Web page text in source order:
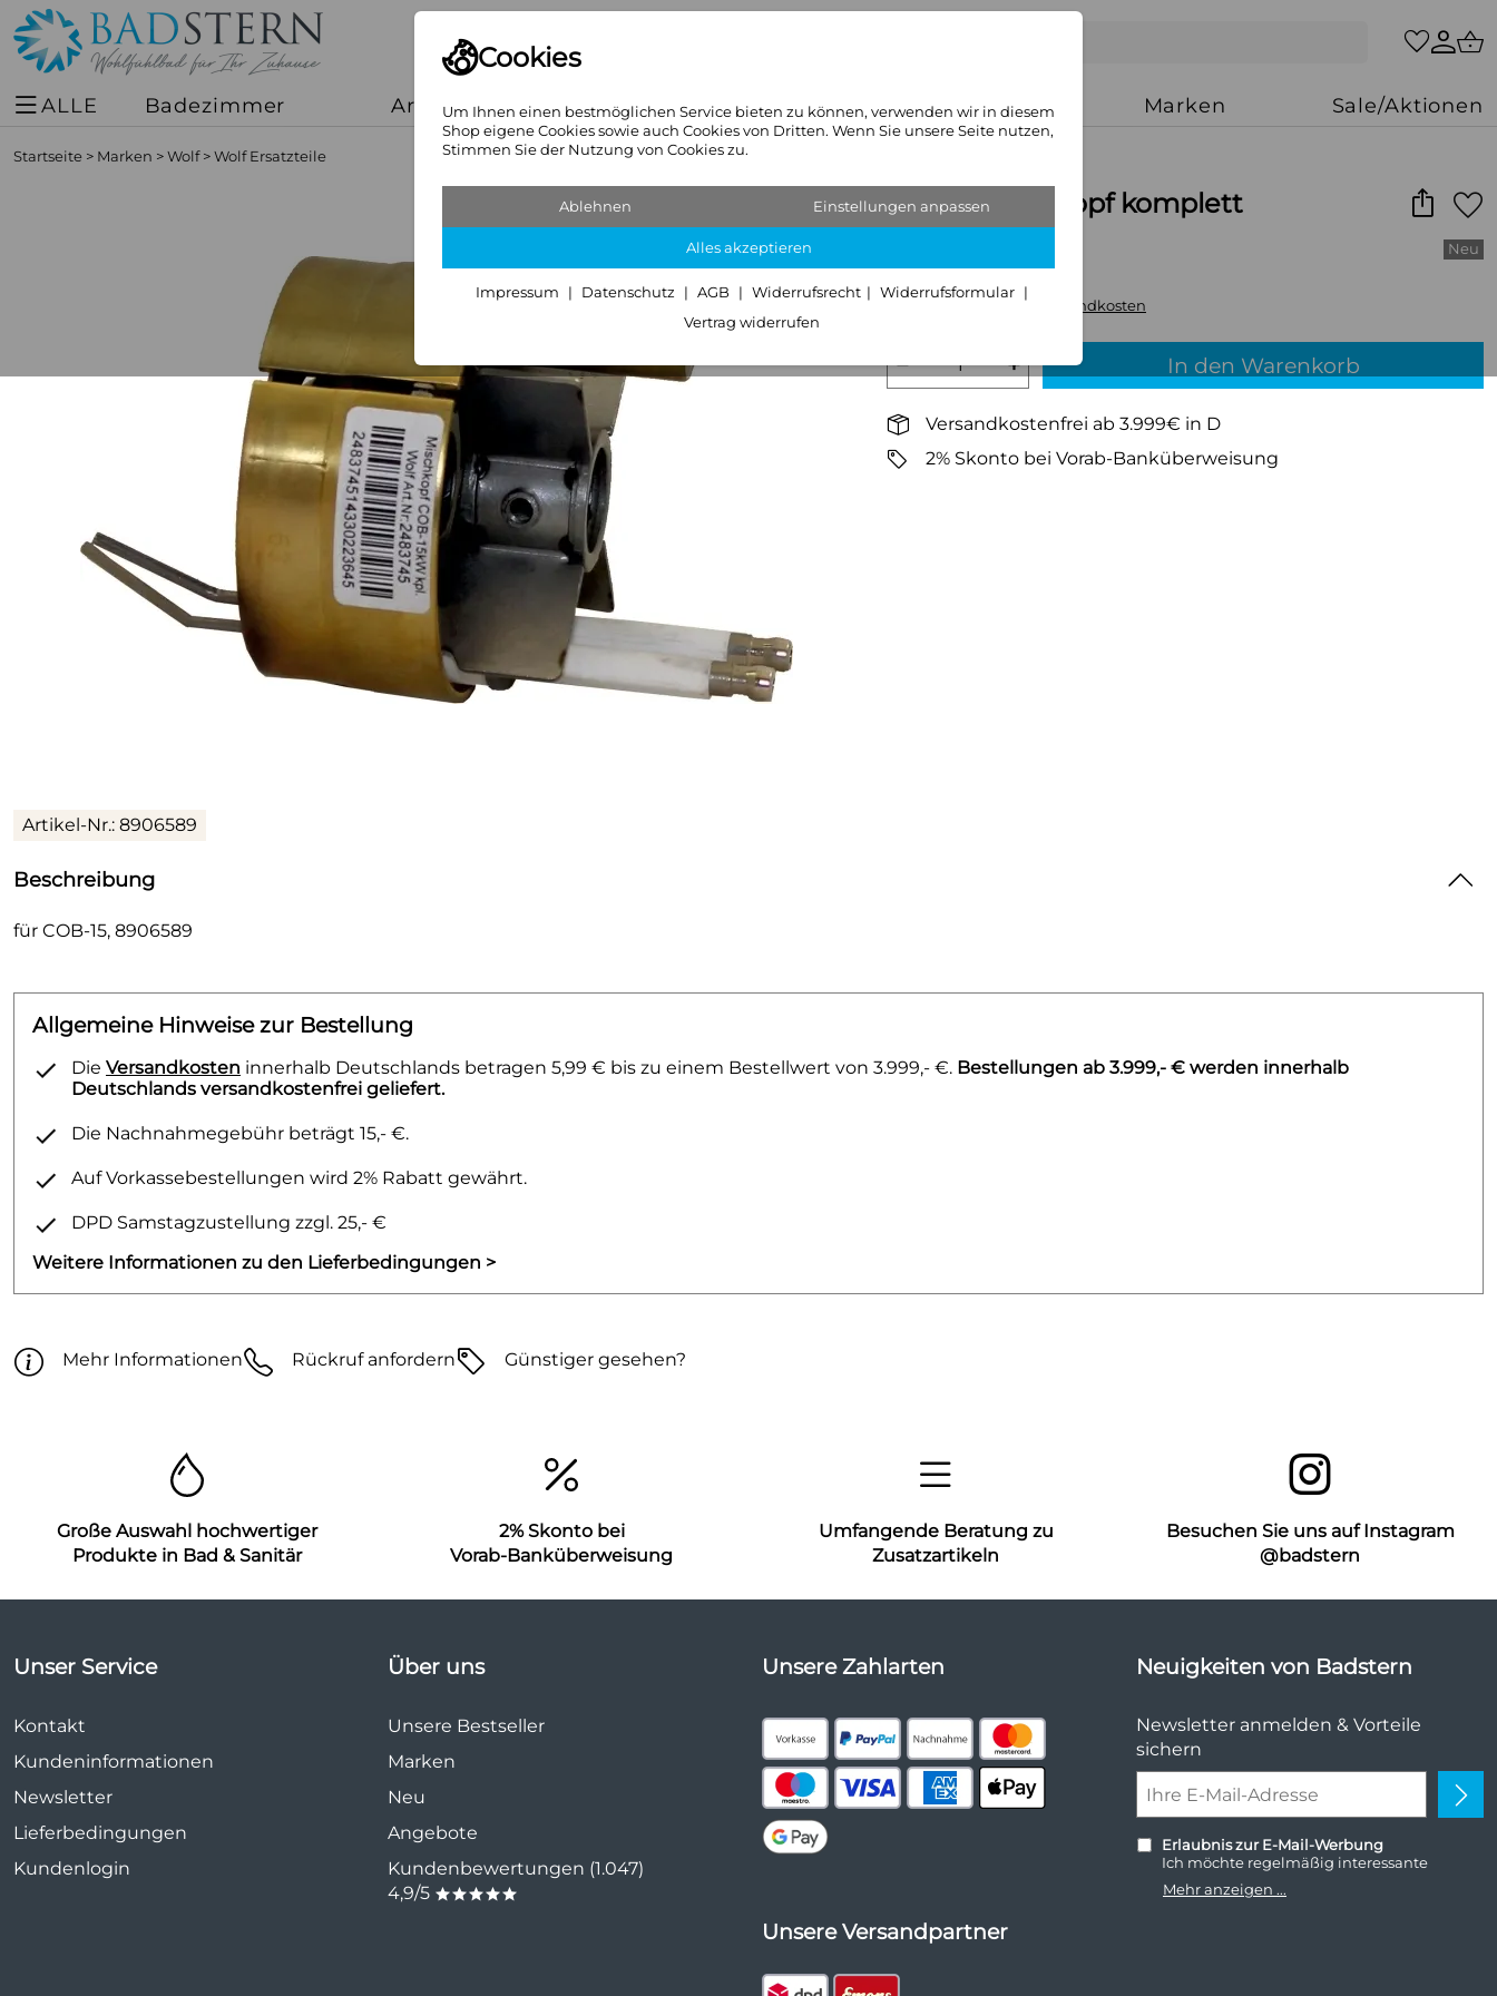
Cookies
Um Ihnen einen bestmöglichen Service bieten zu können, verwenden wir in diesem
Shop eigene Cookies sowie auch Cookies von Dritten. Wenn Sie unsere Seite nutzen,
Stimmen Sie der Nutzung von Cookies zu.
Ablehnen Einstellungen anpassen
Alles akzeptieren
Impressum Datenschutz AGB Widerrufsrecht
Widerrufsformular
Vertrag widerrufen
ALLE Badezimmer Armaturen Heizkörper Sanitär & Heizung Marken Sale/Aktionen
Startseite > Marken > Wolf> Wolf Ersatzteile
WOLF Mischkopf komplett
163,56 €
inkl. 19% MwSt., zzgl. Versandkosten
− + In den Warenkorb
Versandkostenfrei ab 3.999€ in D
2% Skonto bei Vorab-Banküberweisung
Artikel-Nr.: 8906589
Beschreibung
für COB-15, 8906589
Allgemeine Hinweise zur Bestellung
Die Versandkosten innerhalb Deutschlands betragen 5,99 € bis zu einem Bestellwert von 3.999,- €. Bestellungen ab 3.999,- € werden innerhalb
Deutschlands versandkostenfrei geliefert.
Die Nachnahmegebühr beträgt 15,- €.
Auf Vorkassebestellungen wird 2% Rabatt gewährt.
DPD Samstagzustellung zzgl. 25,- €
Weitere Informationen zu den Lieferbedingungen >
Mehr Informationen Rückruf anfordern Günstiger gesehen?
Große Auswahl hochwertiger
Produkte in Bad & Sanitär
2% Skonto bei
Vorab-Banküberweisung
Umfangende Beratung zu
Zusatzartikeln
Besuchen Sie uns auf Instagram
@badstern
Unser Service
Kontakt
Kundeninformationen
Newsletter
Lieferbedingungen
Kundenlogin
Über uns
Unsere Bestseller
Marken
Neu
Angebote
Kundenbewertungen (1.047)
4,9/5 *****
Unsere Zahlarten
Unsere Versandpartner
Neuigkeiten von Badstern
Newsletter anmelden & Vorteile
sichern
Erlaubnis zur E-Mail-Werbung
Ich möchte regelmäßig interessante
Angebote per E-Mail erhalten. Meine E-
Mail-Adresse wird nicht an andere
Mehr anzeigen ...